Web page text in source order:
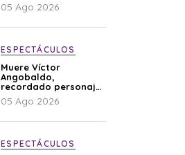
05 Ago 2026
ESPECTÁCULOS
Muere Víctor
Angobaldo,
recordado personaje
de la farándula y
expareja de Shirley
05 Ago 2026
ESPECTÁCULOS